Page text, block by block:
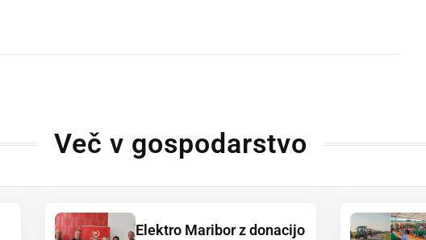
Več v gospodarstvo
Elektro Maribor z donacijo